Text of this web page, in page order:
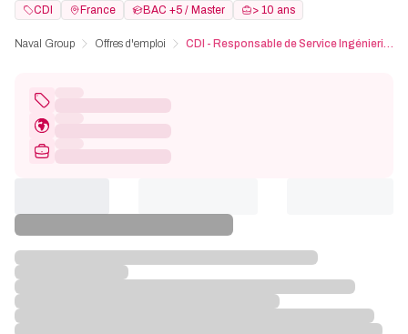
CDI France BAC +5 / Master > 10 ans
Naval Group Offres d'emploi CDI - Responsable de Service Ingénierie Système - H/F